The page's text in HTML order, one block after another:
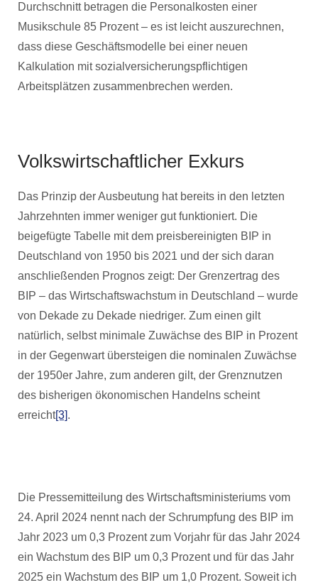
Durchschnitt betragen die Personalkosten einer
Musikschule 85 Prozent – es ist leicht auszurechnen,
dass diese Geschäftsmodelle bei einer neuen
Kalkulation mit sozialversicherungspflichtigen
Arbeitsplätzen zusammenbrechen werden.
Volkswirtschaftlicher Exkurs
Das Prinzip der Ausbeutung hat bereits in den letzten
Jahrzehnten immer weniger gut funktioniert. Die
beigefügte Tabelle mit dem preisbereinigten BIP in
Deutschland von 1950 bis 2021 und der sich daran
anschließenden Prognos zeigt: Der Grenzertrag des
BIP – das Wirtschaftswachstum in Deutschland – wurde
von Dekade zu Dekade niedriger. Zum einen gilt
natürlich, selbst minimale Zuwächse des BIP in Prozent
in der Gegenwart übersteigen die nominalen Zuwächse
der 1950er Jahre, zum anderen gilt, der Grenznutzen
des bisherigen ökonomischen Handelns scheint
erreicht[3].
Die Pressemitteilung des Wirtschaftsministeriums vom
24. April 2024 nennt nach der Schrumpfung des BIP im
Jahr 2023 um 0,3 Prozent zum Vorjahr für das Jahr 2024
ein Wachstum des BIP um 0,3 Prozent und für das Jahr
2025 ein Wachstum des BIP um 1,0 Prozent. Soweit ich